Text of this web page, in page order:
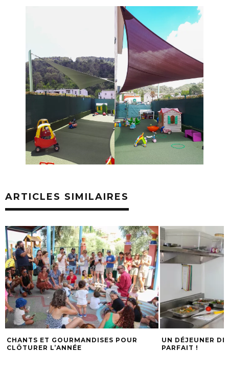
ARTICLES SIMILAIRES
CHANTS ET GOURMANDISES POUR
CLÔTURER L’ANNÉE
UN DÉJEUNER
PARFAIT !